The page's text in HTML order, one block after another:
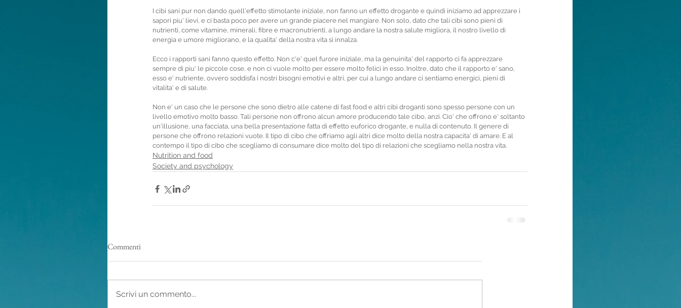
I cibi sani pur non dando quell'effetto stimolante iniziale, non fanno un effetto drogante e quindi iniziamo ad apprezzare i
sapori piu' lievi, e ci basta poco per avere un grande piacere nel mangiare. Non solo, dato che tali cibi sono pieni di
nutrienti, come vitamine, minerali, fibre e macronutrienti, a lungo andare la nostra salute migliora, il nostro livello di
energia e umore migliorano, e la qualita' della nostra vita si innalza.
Ecco i rapporti sani fanno questo effetto. Non c'e' quel furore iniziale, ma la genuinita' del rapporto ci fa apprezzare
sempre di piu' le piccole cose, e non ci vuole molto per essere molto felici in esso. Inoltre, dato che il rapporto e' sano,
esso e' nutriente, ovvero soddisfa i nostri bisogni emotivi e altri, per cui a lungo andare ci sentiamo energici, pieni di
vitalita' e di salute.
Non e' un caso che le persone che sono dietro alle catene di fast food e altri cibi droganti sono spesso persone con un
livello emotivo molto basso. Tali persone non offrono alcun amore producendo tale cibo, anzi. Cio' che offrono e' soltanto
un'illusione, una facciata, una bella presentazione fatta di effetto euforico drogante, e nulla di contenuto. Il genere di
persone che offrono relazioni vuote. Il tipo di cibo che offriamo agli altri dice molto della nostra capacita' di amare. E al
contempo il tipo di cibo che scegliamo di consumare dice molto del tipo di relazioni che scegliamo nella nostra vita.
Nutrition and food
Society and psychology
Commenti
Scrivi un commento...